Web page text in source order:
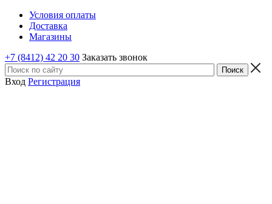
Условия оплаты
Доставка
Магазины
+7 (8412) 42 20 30 Заказать звонок
Вход Регистрация